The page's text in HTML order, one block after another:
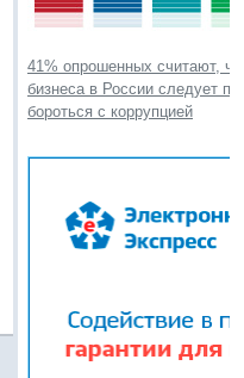
41% опрошенных считают,
бизнеса в России следует
бороться с коррупцией